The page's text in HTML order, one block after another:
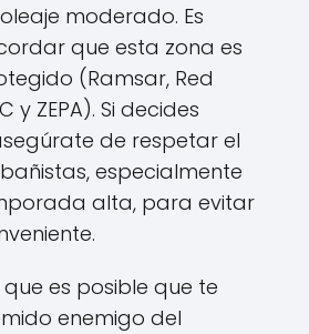
moderado. Es
que esta zona es
(Ramsar, Red
y ZEPA). Si decides
de respetar el
especialmente
alta, para evitar
es posible que te
enemigo del